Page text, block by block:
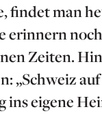
findet man
erinnern
Zeiten.
„Schweiz
ins eigene